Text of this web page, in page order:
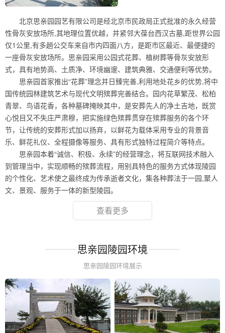
北京思亲园园艺有限公司是经北京市民政局正式批准的永久经营
性骨灰安放场所,其地理位置优越，并紧邻大葆台西汉古墓,距世界公园
仅1公里,有多趟公交车来自市内四面八方，是距市区最近、最便捷的
一座骨灰安放场所。思亲园采用公园式花葬、植树葬等骨灰安放形
式，具有地势高、土质净、环境幽邃、建筑典雅、交通便利等优势。
思亲园首家推出“花葬”理念并日臻完善,利用地处花乡的优势,将中
国传统园林建筑艺术与现代文明殡葬完善结合。园内花草繁茂、松柏
青翠、鸟语花香，各种墓碑掩映其中，是安葬先人的净土吉地，既赏
心悦目又不失庄严肃穆，把实施绿色殡葬贯穿在殡葬服务的各个环
节，让传统的安葬形式加以扬弃，以鲜花为载体采用专业的背景音
乐、鲜花礼仪、全程摄像等服务、具有形式独特过程简介等特点。
思亲园本着“诚信、积极、永续”的经营理念，将互联网技术融入
到管理当中，实现顺畅的殡葬流程，用别具特色的服务方式体现陵园
的个性化、艺术使之最终成为传承逝者文化，集各种葬法于一园,聚人
文、景观、服务于一体的新型陵园。
查看更多
思亲园陵园环境
思亲园陵园环境展示